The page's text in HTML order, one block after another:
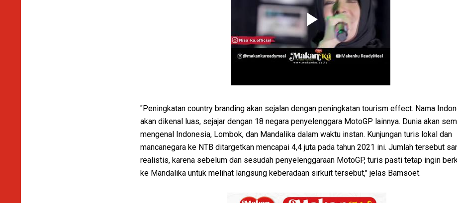
"Peningkatan country branding akan sejalan dengan peningkatan tourism effect. Nama
akan dikenal luas, sejajar dengan 18 negara penyelenggara MotoGP lainnya. Dunia akan
mengenal Indonesia, Lombok, dan Mandalika dalam waktu instan. Kunjungan turis lokal dan
mancanegara ke NTB ditargetkan mencapai 4,4 juta pada tahun 2021 ini. Jumlah tersebut
realistis, karena sebelum dan sesudah penyelenggaraan MotoGP, turis pasti tetap ingin
ke Mandalika untuk melihat langsung keberadaan sirkuit tersebut," jelas Bamsoet.